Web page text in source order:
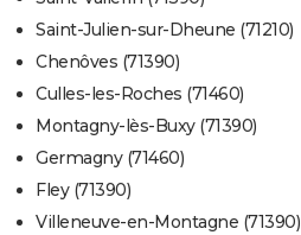
Saint-Julien-sur-Dheune (71210)
Chenôves (71390)
Culles-les-Roches (71460)
Montagny-lès-Buxy (71390)
Germagny (71460)
Fley (71390)
Villeneuve-en-Montagne (71390)